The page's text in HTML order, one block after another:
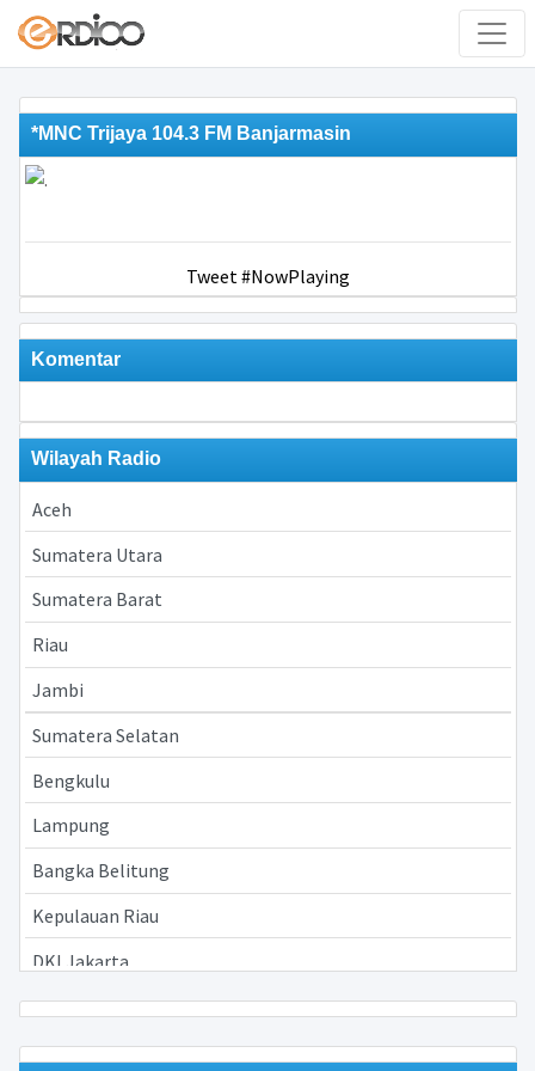
*MNC Trijaya 104.3 FM Banjarmasin
Tweet #NowPlaying
Komentar
Wilayah Radio
Aceh
Sumatera Utara
Sumatera Barat
Riau
Jambi
Sumatera Selatan
Bengkulu
Lampung
Bangka Belitung
Kepulauan Riau
DKI Jakarta
Jawa Barat
Jawa Tengah